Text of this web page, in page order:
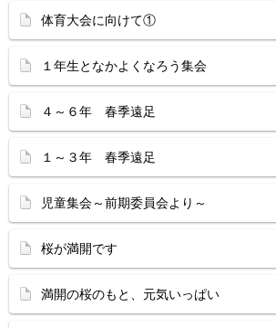
体育大会に向けて①
１年生となかよくなろう集会
４～６年 春季遠足
１～３年 春季遠足
児童集会～前期委員会より～
桜が満開です
満開の桜のもと、元気いっぱい